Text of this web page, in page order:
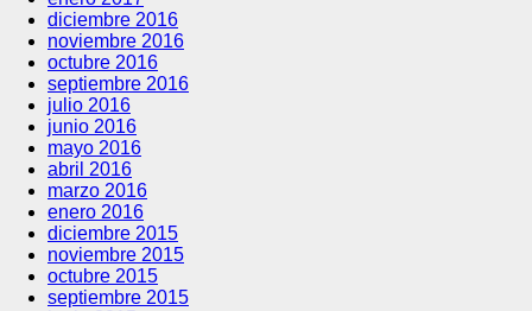
diciembre 2016
noviembre 2016
octubre 2016
septiembre 2016
julio 2016
junio 2016
mayo 2016
abril 2016
marzo 2016
enero 2016
diciembre 2015
noviembre 2015
octubre 2015
septiembre 2015